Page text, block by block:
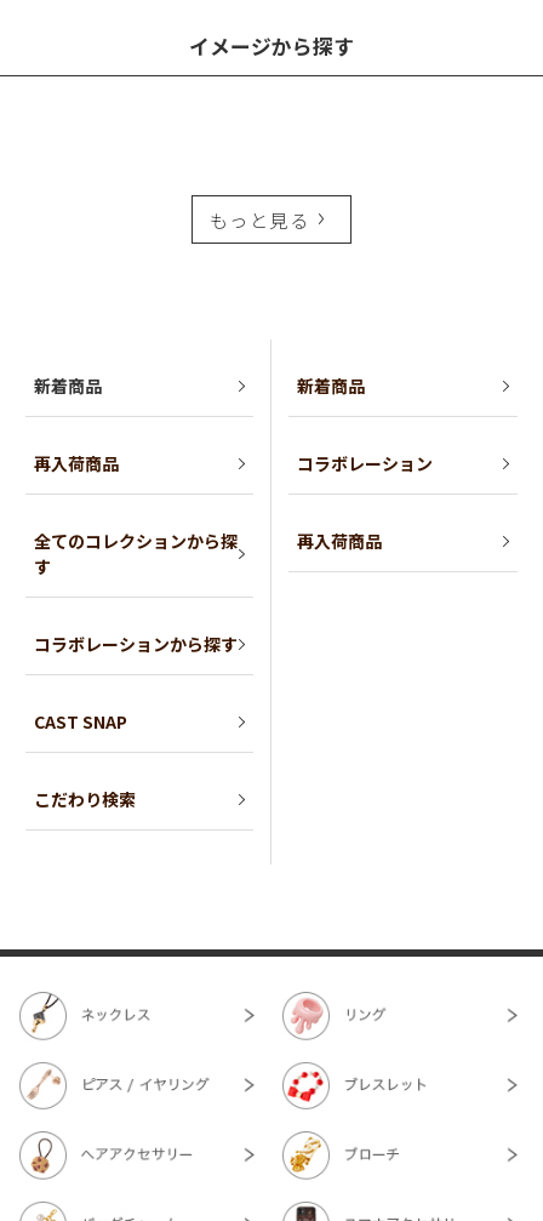
イメージから探す
もっと見る
新着商品
再入荷商品
全てのコレクションから探
す
コラボレーションから探す
CAST SNAP
こだわり検索
新着商品
コラボレーション
再入荷商品